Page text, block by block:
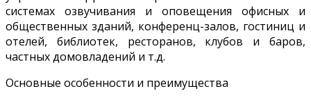
системах озвучивания и оповещения офисных и
общественных зданий, конференц-залов, гостиниц и
отелей, библиотек, ресторанов, клубов и баров,
частных домовладений и т.д.
Основные особенности и преимущества